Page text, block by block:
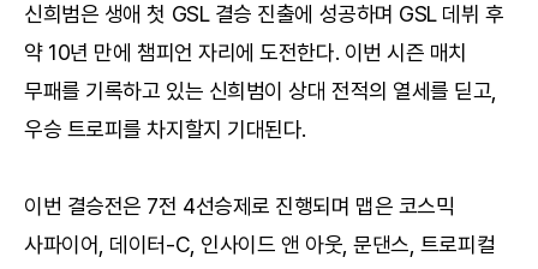
신희범은 생애 첫 GSL 결승 진출에 성공하며 GSL 데뷔 후
약 10년 만에 챔피언 자리에 도전한다. 이번 시즌 매치
무패를 기록하고 있는 신희범이 상대 전적의 열세를 딛고,
우승 트로피를 차지할지 기대된다.
이번 결승전은 7전 4선승제로 진행되며 맵은 코스믹
사파이어, 데이터-C, 인사이드 앤 아웃, 문댄스, 트로피컬